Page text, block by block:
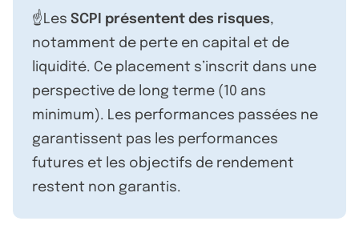
☝️Les SCPI présentent des risques,
notamment de perte en capital et de
liquidité. Ce placement s’inscrit dans une
perspective de long terme (10 ans
minimum). Les performances passées ne
garantissent pas les performances
futures et les objectifs de rendement
restent non garantis.